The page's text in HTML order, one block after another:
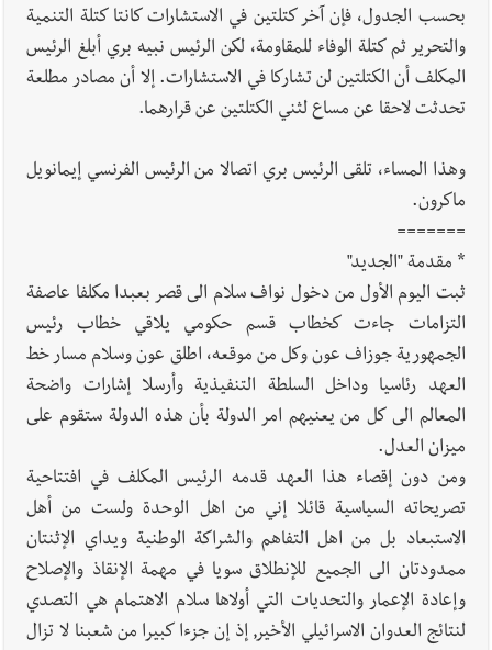
بحسب الجدول، فإن آخر كتلتين في الاستشارات كانتا كتلة التنمية
والتحرير ثم كتلة الوفاء للمقاومة، لكن الرئيس نبيه بري أبلغ الرئيس
المكلف أن الكتلتين لن تشاركا في الاستشارات. إلا أن مصادر مطلعة
تحدثت لاحقا عن مساع لثني الكتلتين عن قرارهما.
وهذا المساء، تلقى الرئيس بري اتصالا من الرئيس الفرنسي إيمانويل
ماكرون.
=======
* مقدمة "الجديد"
ثبت اليوم الأول من دخول نواف سلام الى قصر بعبدا مكلفا عاصفة
التزامات جاءت كخطاب قسم حكومي يلاقي خطاب رئيس
الجمهورية جوزاف عون وكل من موقعه، اطلق عون وسلام مسار خط
العهد رئاسيا وداخل السلطة التنفيذية وأرسلا إشارات واضحة
المعالم الى كل من يعنيهم امر الدولة بأن هذه الدولة ستقوم على
ميزان العدل.
ومن دون إقصاء هذا العهد قدمه الرئيس المكلف في افتتاحية
تصريحاته السياسية قائلا إني من اهل الوحدة ولست من أهل
الاستبعاد بل من اهل التفاهم والشراكة الوطنية ويداي الإثنتان
ممدودتان الى الجميع للإنطلاق سويا في مهمة الإنقاذ والإصلاح
وإعادة الإعمار والتحديات التي أولاها سلام الاهتمام هي التصدي
لنتائج العدوان الاسرائيلي الأخير, إذ إن جزءا كبيرا من شعبنا لا تزال